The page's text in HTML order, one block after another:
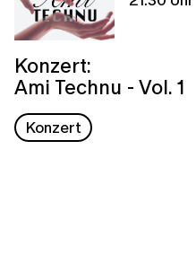
Konzert:
Ami Technu - Vol. 1
Konzert